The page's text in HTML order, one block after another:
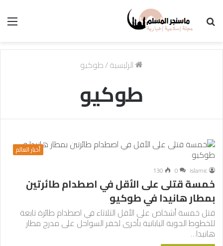
الرئيسية/طوكيو
طوكيو
أخبار العالم
islamic
0
130
خمسة قتلى على الأقل في اصطدام طائرتين
بمطار هانيدا في طوكيو
قتل خمسة أشخاص على الأقل الثلاثاء في اصطدام طائرة تابعة
للخطوط الجوية اليابانية بأخرى لخفر السواحل على مدرج مطار
هانيدا…